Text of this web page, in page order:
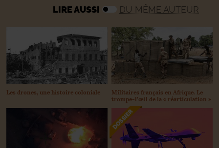
LIRE AUSSI DU MÊME AUTEUR
Les drones, une histoire coloniale
Militaires français en Afrique. Le
trompe-l’œil de la « réarticulation »